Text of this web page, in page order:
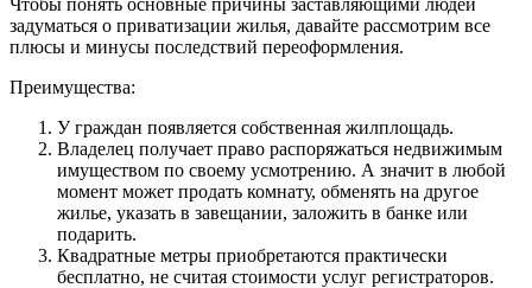
задуматься о приватизации жилья, давайте рассмотрим все
плюсы и минусы последствий переоформления.
Преимущества:
У граждан появляется собственная жилплощадь.
Владелец получает право распоряжаться недвижимым
имуществом по своему усмотрению. А значит в любой
момент может продать комнату, обменять на другое
жилье, указать в завещании, заложить в банке или
подарить.
Квадратные метры приобретаются практически
бесплатно, не считая стоимости услуг регистраторов.